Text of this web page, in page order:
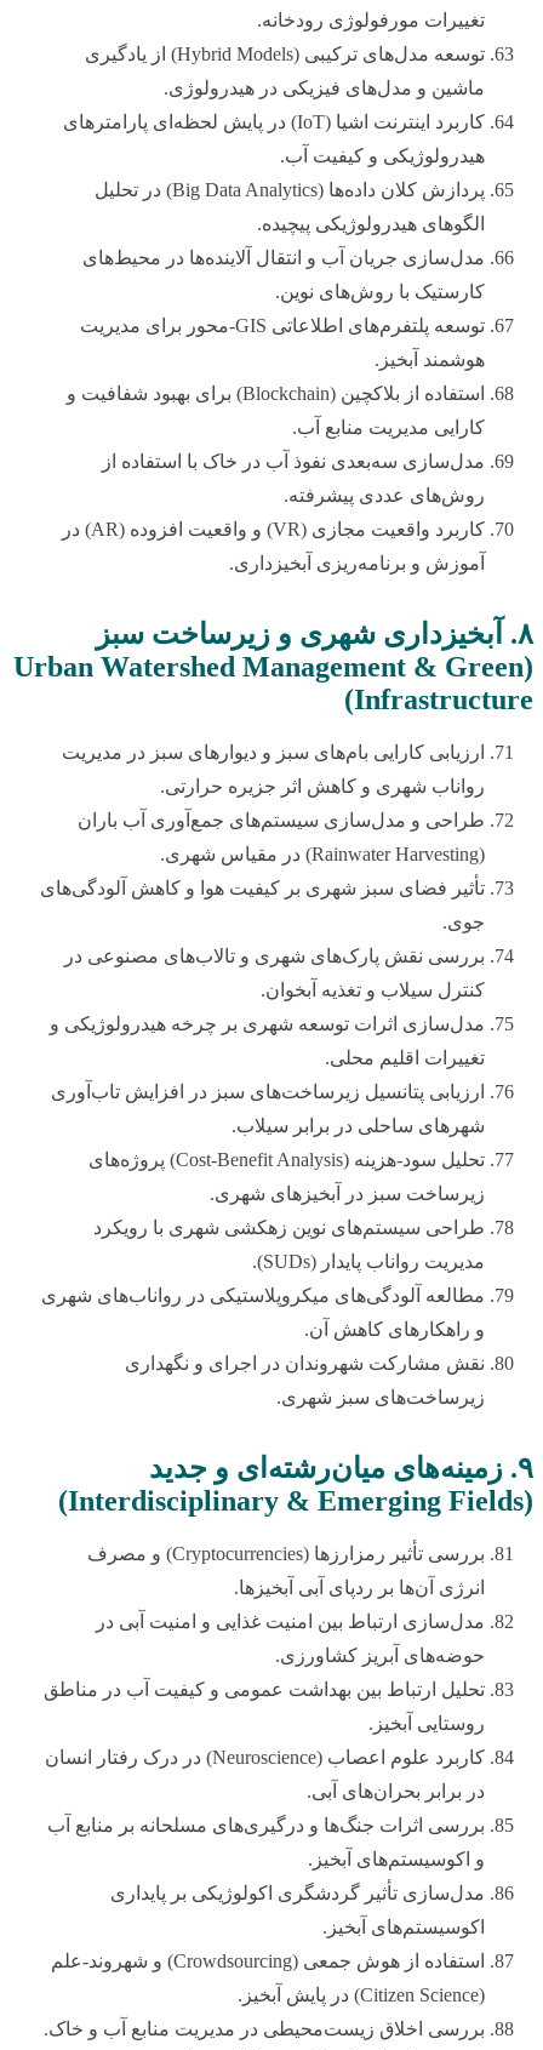
تغییرات مورفولوژی رودخانه.
توسعه مدل‌های ترکیبی (Hybrid Models) از یادگیری
ماشین و مدل‌های فیزیکی در هیدرولوژی.
کاربرد اینترنت اشیا (IoT) در پایش لحظه‌ای پارامترهای
هیدرولوژیکی و کیفیت آب.
پردازش کلان داده‌ها (Big Data Analytics) در تحلیل
الگوهای هیدرولوژیکی پیچیده.
مدل‌سازی جریان آب و انتقال آلاینده‌ها در محیط‌های
کارستیک با روش‌های نوین.
توسعه پلتفرم‌های اطلاعاتی GIS-محور برای مدیریت
هوشمند آبخیز.
استفاده از بلاکچین (Blockchain) برای بهبود شفافیت و
کارایی مدیریت منابع آب.
مدل‌سازی سه‌بعدی نفوذ آب در خاک با استفاده از
روش‌های عددی پیشرفته.
کاربرد واقعیت مجازی (VR) و واقعیت افزوده (AR) در
آموزش و برنامه‌ریزی آبخیزداری.
۸. آبخیزداری شهری و زیرساخت سبز
(Urban Watershed Management & Green
Infrastructure)
ارزیابی کارایی بام‌های سبز و دیوارهای سبز در مدیریت
رواناب شهری و کاهش اثر جزیره حرارتی.
طراحی و مدل‌سازی سیستم‌های جمع‌آوری آب باران
(Rainwater Harvesting) در مقیاس شهری.
تأثیر فضای سبز شهری بر کیفیت هوا و کاهش آلودگی‌های
جوی.
بررسی نقش پارک‌های شهری و تالاب‌های مصنوعی در
کنترل سیلاب و تغذیه آبخوان.
مدل‌سازی اثرات توسعه شهری بر چرخه هیدرولوژیکی و
تغییرات اقلیم محلی.
ارزیابی پتانسیل زیرساخت‌های سبز در افزایش تاب‌آوری
شهرهای ساحلی در برابر سیلاب.
تحلیل سود-هزینه (Cost-Benefit Analysis) پروژه‌های
زیرساخت سبز در آبخیزهای شهری.
طراحی سیستم‌های نوین زهکشی شهری با رویکرد
مدیریت رواناب پایدار (SUDs).
مطالعه آلودگی‌های میکروپلاستیکی در رواناب‌های شهری
و راهکارهای کاهش آن.
نقش مشارکت شهروندان در اجرای و نگهداری
زیرساخت‌های سبز شهری.
۹. زمینه‌های میان‌رشته‌ای و جدید
(Interdisciplinary & Emerging Fields)
بررسی تأثیر رمزارزها (Cryptocurrencies) و مصرف
انرژی آن‌ها بر ردپای آبی آبخیزها.
مدل‌سازی ارتباط بین امنیت غذایی و امنیت آبی در
حوضه‌های آبریز کشاورزی.
تحلیل ارتباط بین بهداشت عمومی و کیفیت آب در مناطق
روستایی آبخیز.
کاربرد علوم اعصاب (Neuroscience) در درک رفتار انسان
در برابر بحران‌های آبی.
بررسی اثرات جنگ‌ها و درگیری‌های مسلحانه بر منابع آب
و اکوسیستم‌های آبخیز.
مدل‌سازی تأثیر گردشگری اکولوژیکی بر پایداری
اکوسیستم‌های آبخیز.
استفاده از هوش جمعی (Crowdsourcing) و شهروند-علم
(Citizen Science) در پایش آبخیز.
بررسی اخلاق زیست‌محیطی در مدیریت منابع آب و خاک.